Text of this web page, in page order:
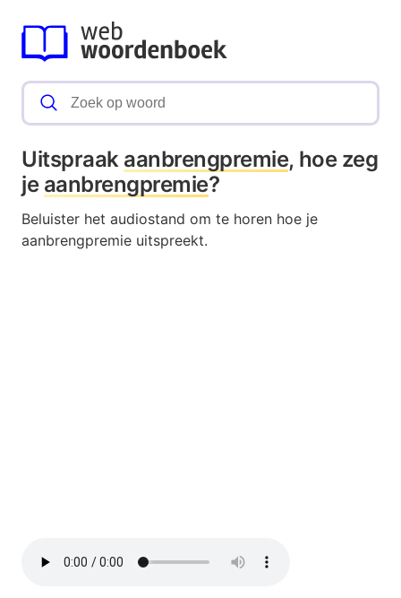
Uitspraak aanbrengpremie, hoe zeg
je aanbrengpremie?
Beluister het audiostand om te horen hoe je
aanbrengpremie uitspreekt.